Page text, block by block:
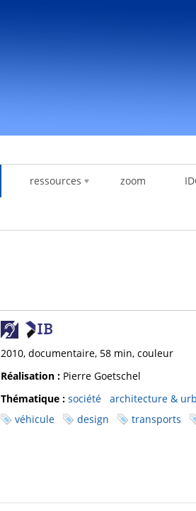
ressources zoom
2010, documentaire, 58 min, couleur
Réalisation : Pierre Goetschel
Thématique : société
architecture &
véhicule
design transports